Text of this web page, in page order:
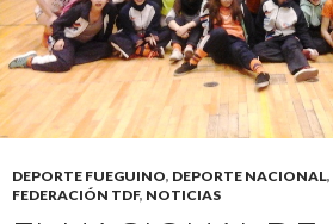
DEPORTE FUEGUINO, DEPORTE NACIONAL,
FEDERACIÓN TDF, NOTICIAS